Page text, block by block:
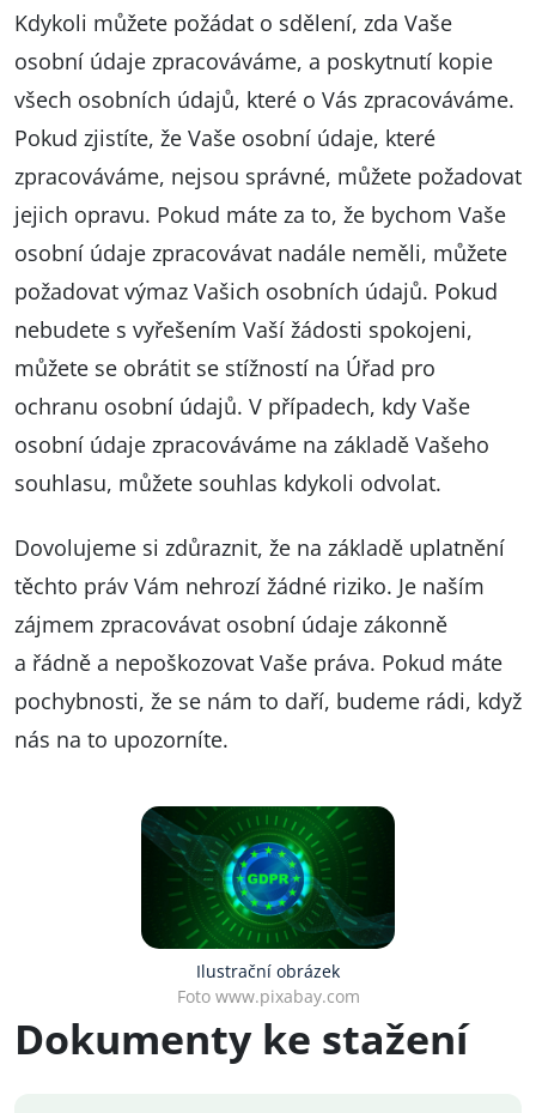
Kdykoli můžete požádat o sdělení, zda Vaše
osobní údaje zpracováváme, a poskytnutí kopie
všech osobních údajů, které o Vás zpracováváme.
Pokud zjistíte, že Vaše osobní údaje, které
zpracováváme, nejsou správné, můžete požadovat
jejich opravu. Pokud máte za to, že bychom Vaše
osobní údaje zpracovávat nadále neměli, můžete
požadovat výmaz Vašich osobních údajů. Pokud
nebudete s vyřešením Vaší žádosti spokojeni,
můžete se obrátit se stížností na Úřad pro
ochranu osobní údajů. V případech, kdy Vaše
osobní údaje zpracováváme na základě Vašeho
souhlasu, můžete souhlas kdykoli odvolat.
Dovolujeme si zdůraznit, že na základě uplatnění
těchto práv Vám nehrozí žádné riziko. Je naším
zájmem zpracovávat osobní údaje zákonně
a řádně a nepoškozovat Vaše práva. Pokud máte
pochybnosti, že se nám to daří, budeme rádi, když
nás na to upozorníte.
Ilustrační obrázek
Foto www.pixabay.com
Dokumenty ke stažení